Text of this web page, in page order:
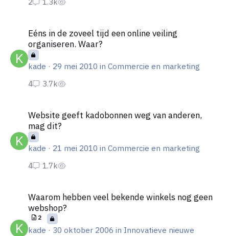
Eéns in de zoveel tijd een online veiling
organiseren. Waar?
kade · 29 mei 2010 in Commercie en marketing
Website geeft kadobonnen weg van anderen,
mag dit?
kade · 21 mei 2010 in Commercie en marketing
Waarom hebben veel bekende winkels nog geen
webshop?
2
kade · 30 oktober 2006 in Innovatieve nieuwe